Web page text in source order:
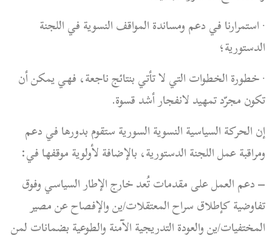
استمرارنا في دعم ومساندة المواقف النسوية في اللجنة
الدستورية؛
خطورة الخطوات التي لا تأتي بنتائج ناجعة، فهي يمكن أن
تكون مجرّد تمهيد لانفجار أشد قسوة.
إن الحركة السياسية النسوية السورية ستقوم بدورها في دعم
ومراقبة عمل اللجنة الدستورية، بالإضافة لأولوية موقفها في:
–دعم العمل على مقدمات تُعد خارج الإطار السياسي وفوق
تفاوضية كإطلاق سراح المعتقلات/ين والإفصاح عن مصير
المختفيات/ين والعودة التدريجية الآمنة والطوعية بضمانات لمن